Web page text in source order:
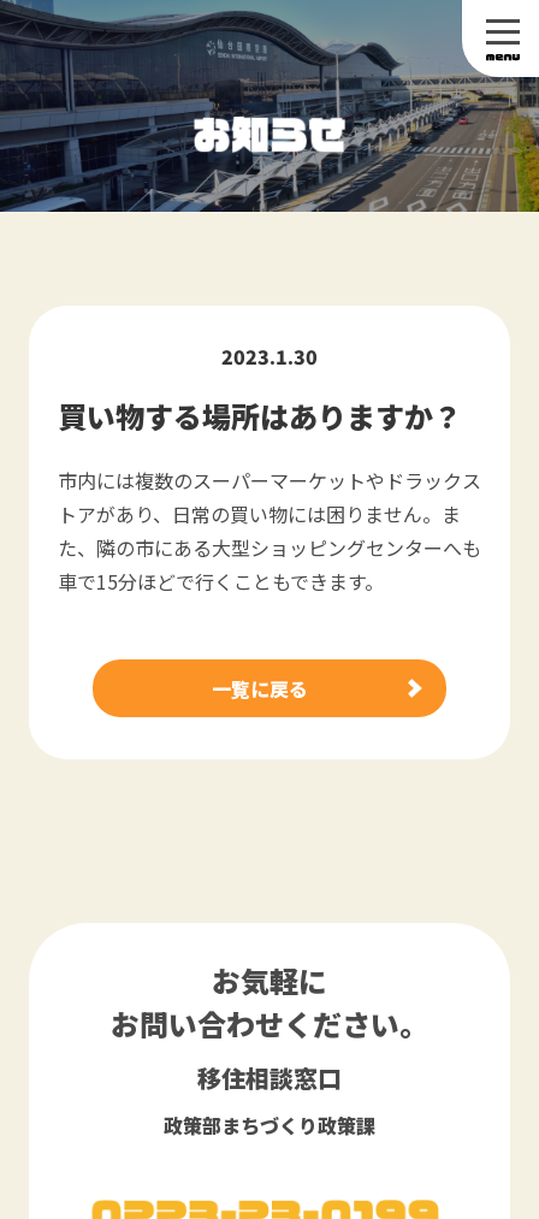
2023.1.30
買い物する場所はありますか？
市内には複数のスーパーマーケットやドラックス
トアがあり、日常の買い物には困りません。ま
た、隣の市にある大型ショッピングセンターへも
車で15分ほどで行くこともできます。
一覧に戻る
お気軽に
お問い合わせください。
移住相談窓口
政策部まちづくり政策課